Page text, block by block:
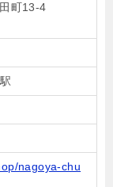
町13-4
nagoya-chu